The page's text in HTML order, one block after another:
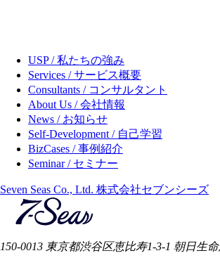
USP / 私たちの強み
Services / サービス概要
Consultants / コンサルタント
About Us / 会社情報
News / お知らせ
Self-Development / 自己学習
BizCases / 事例紹介
Seminar / セミナー
Seven Seas Co., Ltd. 株式会社セブンシーズ
150-0013 東京都渋谷区恵比寿1-3-1 朝日生